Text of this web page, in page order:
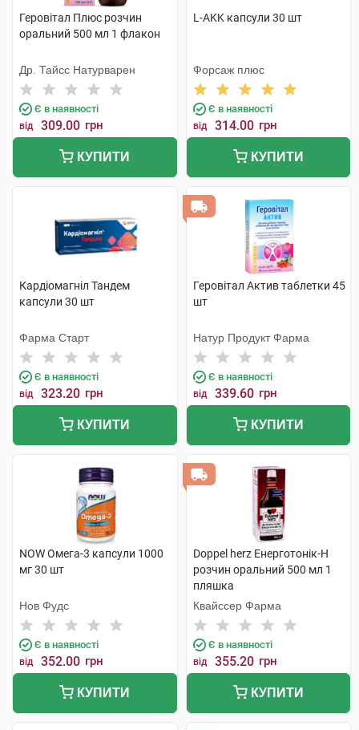
Геровітал Плюс розчин
оральний 500 мл 1 флакон
Др. Тайсс Натурварен
Є в наявності
від 309.00 грн
КУПИТИ
L-AKK капсули 30 шт
Форсаж плюс
Є в наявності
від 314.00 грн
КУПИТИ
Кардіомагніл Тандем
капсули 30 шт
Фарма Старт
Є в наявності
від 323.20 грн
КУПИТИ
Геровітал Актив таблетки 45
шт
Натур Продукт Фарма
Є в наявності
від 339.60 грн
КУПИТИ
NOW Омега-3 капсули 1000
мг 30 шт
Нов Фудс
Є в наявності
від 352.00 грн
КУПИТИ
Doppel herz Енерготонік-H
розчин оральний 500 мл 1
пляшка
Квайссер Фарма
Є в наявності
від 355.20 грн
КУПИТИ